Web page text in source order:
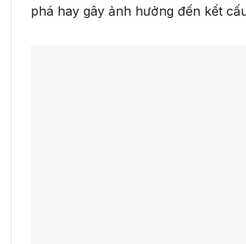
phá hay gây ảnh hưởng đến kết